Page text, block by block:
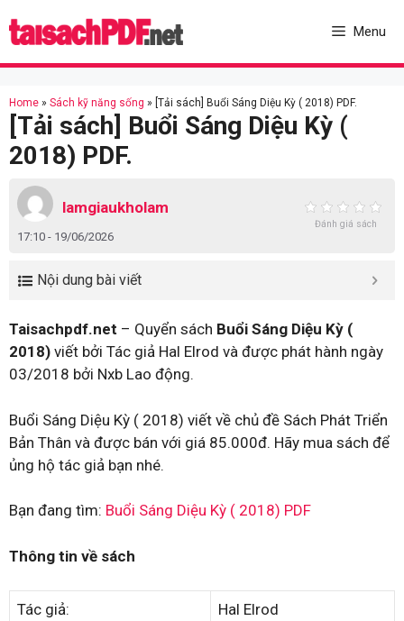
to
Menu
Home » Sách kỹ năng sống » [Tải sách] Buổi Sáng Diệu Kỳ ( 2018) PDF.
[Tải sách] Buổi Sáng Diệu Kỳ (
2018) PDF.
lamgiaukholam
17:10 - 19/06/2026
Đánh giá sách
Nội dung bài viết
Taisachpdf.net – Quyển sách Buổi Sáng Diệu Kỳ (
2018) viết bởi Tác giả Hal Elrod và được phát hành ngày
03/2018 bởi Nxb Lao động.
Buổi Sáng Diệu Kỳ ( 2018) viết về chủ đề Sách Phát Triển
Bản Thân và được bán với giá 85.000đ. Hãy mua sách để
ủng hộ tác giả bạn nhé.
Bạn đang tìm: Buổi Sáng Diệu Kỳ ( 2018) PDF
Thông tin về sách
Tác giả: Hal Elrod